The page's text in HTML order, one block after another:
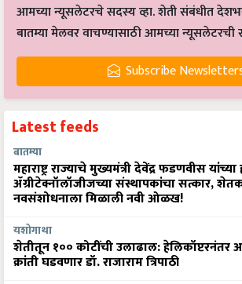
आमच्या न्यूसलेटरचे सदस्य व्हा. शेती संबंधीत
बातम्या मेलवर वाचण्यासाठी आमच्या न्यूसलेटरची
Subscribe
Latest feeds
बातम्या
महाराष्ट्र राज्याचे मुख्यमंत्री देवेंद्र फडणवीस यांच्या
ॲग्रीटेक्नॉलॉजीजच्या संस्थापकांचा सत्कार,
नवसंशोधनाला मिळाली नवी ओळख!
यशोगाथा
शेतीतून १०० कोटींची उलाढाल: हेलिकॉप्टरनंतर
क्रांती घडवणार डॉ. राजाराम त्रिपाठी